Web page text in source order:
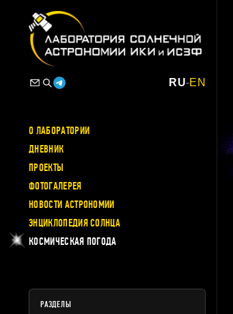
RU-EN
О ЛАБОРАТОРИИ
ДНЕВНИК
ПРОЕКТЫ
ФОТОГАЛЕРЕЯ
НОВОСТИ АСТРОНОМИИ
ЭНЦИКЛОПЕДИЯ СОЛНЦА
КОСМИЧЕСКАЯ ПОГОДА
РАЗДЕЛЫ